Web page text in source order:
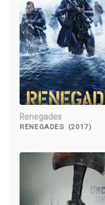
Renegades
RENEGADES (2017)